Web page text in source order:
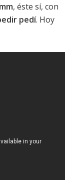
, éste sí, con
pedí. Hoy